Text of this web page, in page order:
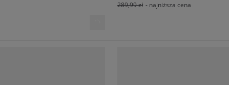
289,99 zł - najniższa cena